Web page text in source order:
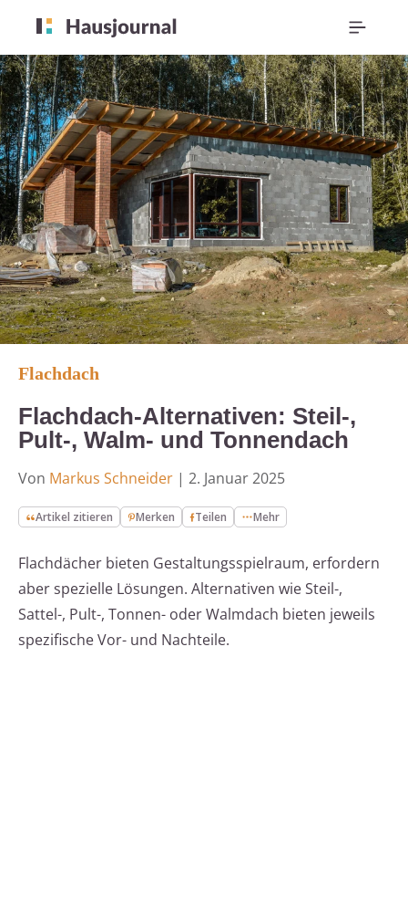
Flachdach
Flachdach-Alternativen: Steil-,
Pult-, Walm- und Tonnendach
Von Markus Schneider | 2. Januar 2025
Artikel zitieren Merken Teilen Mehr
Flachdächer bieten Gestaltungsspielraum, erfordern
aber spezielle Lösungen. Alternativen wie Steil-,
Sattel-, Pult-, Tonnen- oder Walmdach bieten jeweils
spezifische Vor- und Nachteile.